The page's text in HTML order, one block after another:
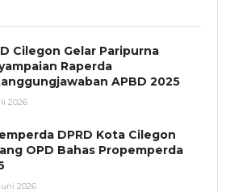
Cilegon Gelar Paripurna
Raperda
APBD 2025
2026
DPRD Kota Cilegon
OPD Bahas Propemperda
2026